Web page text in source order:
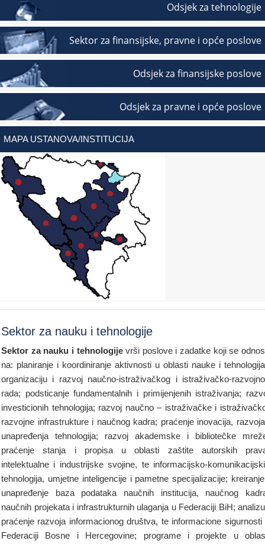
Odsjek za tehnologije
Sektor za finansijske, pravne i opće poslove
Odsjek za finansijske poslove
Odsjek za pravne i opće poslove
MAPA USTANOVA/INSTITUCIJA
Sektor za nauku i tehnologije
Sektor za nauku i tehnologijevrši poslove i zadatke koji se
na: planiranje i koordiniranje aktivnosti u oblasti nauke i
organizaciju i razvoj naučno-istraživačkog i istraživačko-
rada; podsticanje fundamentalnih i primijenjenih istraživanja;
investicionih tehnologija; razvoj naučno – istraživačke i
razvojne infrastrukture i naučnog kadra; praćenje inovacija,
unapređenja tehnologija; razvoj akademske i bibliotečke
praćenje stanja i propisa u oblasti zaštite autorskih
intelektualne i industrijske svojine, te informacijsko-
tehnologija, umjetne inteligencije i pametne specijalizacije;
unapređenje baza podataka naučnih institucija, naučnog
naučnih projekata i infrastrukturnih ulaganja u Federaciji BiH;
praćenje razvoja informacionog društva, te informacione sigurnosti
Federaciji Bosne i Hercegovine; programe i projekte u